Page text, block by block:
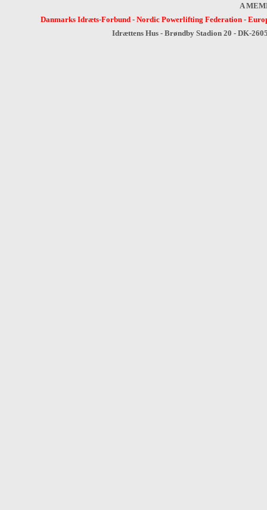
A
Danmarks Idræts-Forbund- Nordic Powerlifting Federation-
Idrættens Hus - Brøndby Stadion 20 - DK-